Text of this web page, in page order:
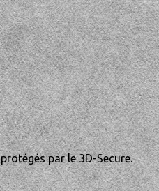
par le 3D-Secure.